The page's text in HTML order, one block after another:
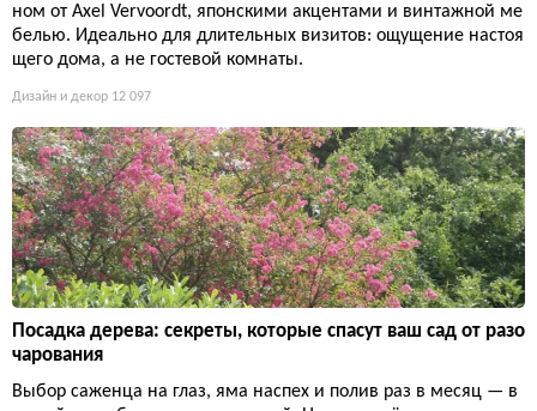
ном от Axel Vervoordt, японскими акцентами и винтажной ме
белью. Идеально для длительных визитов: ощущение настоя
щего дома, а не гостевой комнаты.
Дизайн и декор 12 097
Посадка дерева: секреты, которые спасут ваш сад от разо
чарования
Выбор саженца на глаз, яма наспех и полив раз в месяц — в